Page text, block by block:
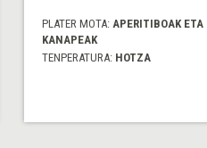
PLATER MOTA: APERITIBOAK ETA
KANAPEAK
TENPERATURA: HOTZA